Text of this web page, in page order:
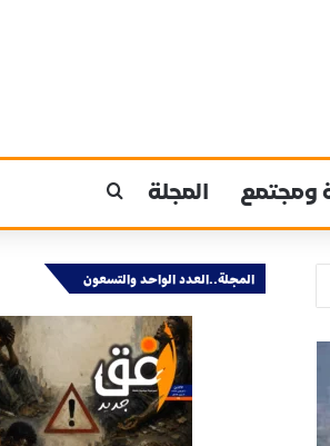
ومجتمع المجلة
المجلة..العدد الواحد والتسعون